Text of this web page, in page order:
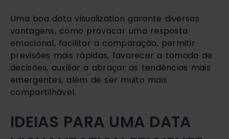
Uma boa data visualization garante diversas
vantagens, como provocar uma resposta
emocional, facilitar a comparação, permitir
previsões mais rápidas, favorecer a tomada de
decisões, auxiliar a abraçar as tendências mais
emergentes, além de ser muito mais
compartilhável.
IDEIAS PARA UMA DATA